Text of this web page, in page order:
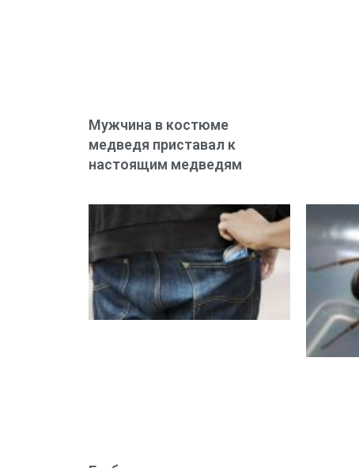
Мужчина в костюме
медведя приставал к
настоящим медведям